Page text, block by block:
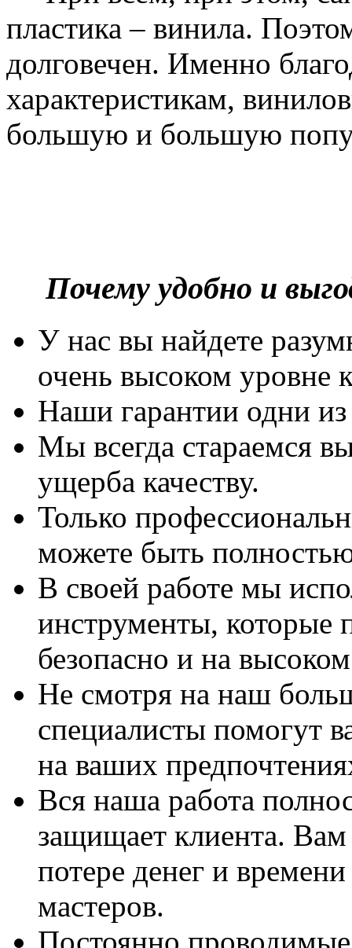
пластика – винила.
долговечен. Именно
характеристикам,
большую и большую
Почему удобно и
У нас вы найдете
очень высоком уровне
Наши гарантии одни
Мы всегда стараемся
ущерба качеству.
Только
можете быть
В своей работе мы
инструменты, которые
безопасно и на
Не смотря на наш
специалисты помогут
на ваших
Вся наша работа
защищает клиента. Вам
потере денег и
мастеров.
Постоянно